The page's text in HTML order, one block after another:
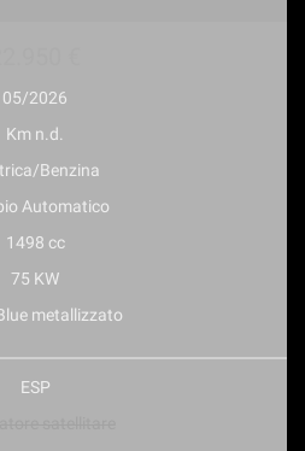
05/2026
Km n.d.
Benzina
Automatico
1498 cc
75 KW
metallizzato
ESP